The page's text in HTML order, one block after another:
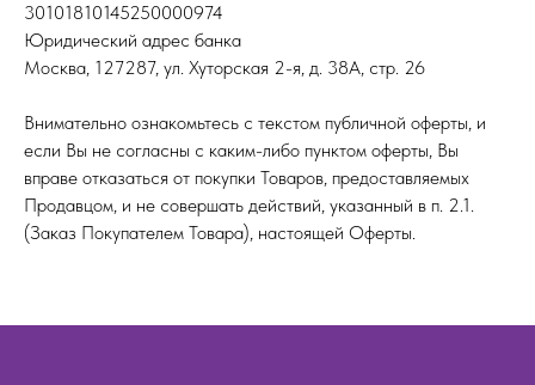
30101810145250000974
Юридический адрес банка
Москва, 127287, ул. Хуторская 2-я, д. 38А, стр. 26
Внимательно ознакомьтесь с текстом публичной оферты, и
если Вы не согласны с каким-либо пунктом оферты, Вы
вправе отказаться от покупки Товаров, предоставляемых
Продавцом, и не совершать действий, указанный в п. 2.1.
(Заказ Покупателем Товара), настоящей Оферты.